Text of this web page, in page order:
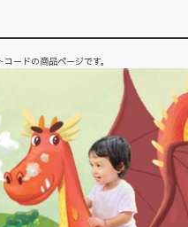
ードの商品ページです。